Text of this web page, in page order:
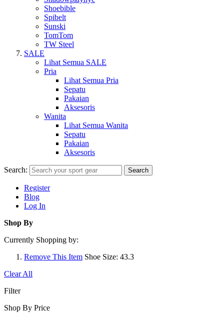
Shoebible
Spibelt
Sunski
TomTom
TW Steel
SALE
Lihat Semua SALE
Pria
Lihat Semua Pria
Sepatu
Pakaian
Aksesoris
Wanita
Lihat Semua Wanita
Sepatu
Pakaian
Aksesoris
Search: Search
Register
Blog
Log In
Shop By
Currently Shopping by:
Remove This Item Shoe Size: 43.3
Clear All
Filter
Shop By Price